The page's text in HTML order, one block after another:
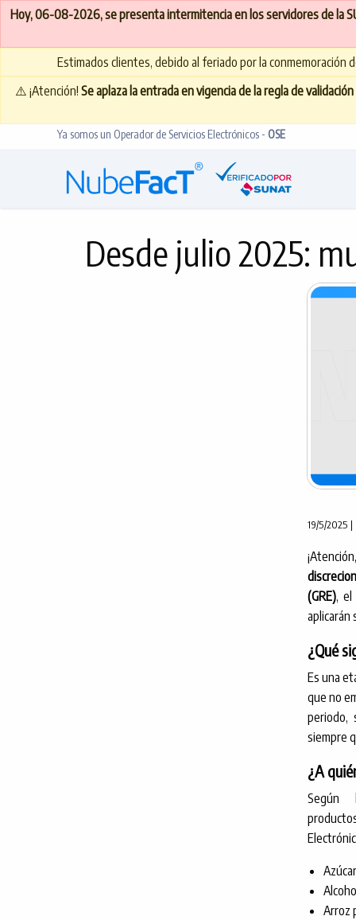
Hoy, 06-08-2026, se presenta intermitencia en los servidores de la
Estimados clientes, debido al feriado por la conmemoración
⚠️ ¡Atención! Se aplaza la entrada en vigencia de la regla de
Ya somos un Operador de Servicios Electrónicos - OSE
Desde julio 2025:
19/5/2025 |
(GRE), el
aplicarán
¿Qué
Es una
que no
periodo,
siempre
¿A
Azúcar
Arroz